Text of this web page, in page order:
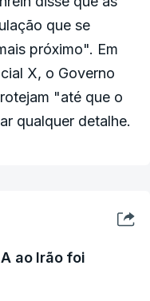
que se
próximo". Em
X, o Governo
"até que o
qualquer detalhe.
ao Irão foi